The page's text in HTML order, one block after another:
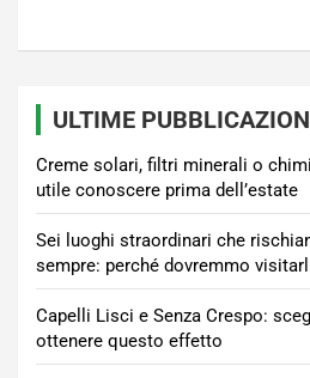
ULTIME
Creme solari, filtri minerali o
utile conoscere prima dell’estate
Sei luoghi straordinari che
sempre: perché dovremmo
Capelli Lisci e Senza Crespo:
ottenere questo effetto